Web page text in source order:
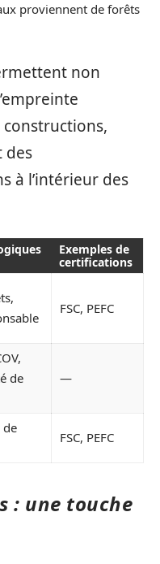
proviennent de forêts
non
des
à l’intérieur des
Exemples de
certifications
FSC, PEFC
de
—
de
FSC, PEFC
: une touche